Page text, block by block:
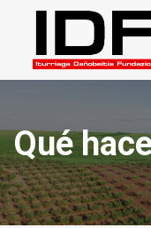
primary
navigation
to
content
Qué